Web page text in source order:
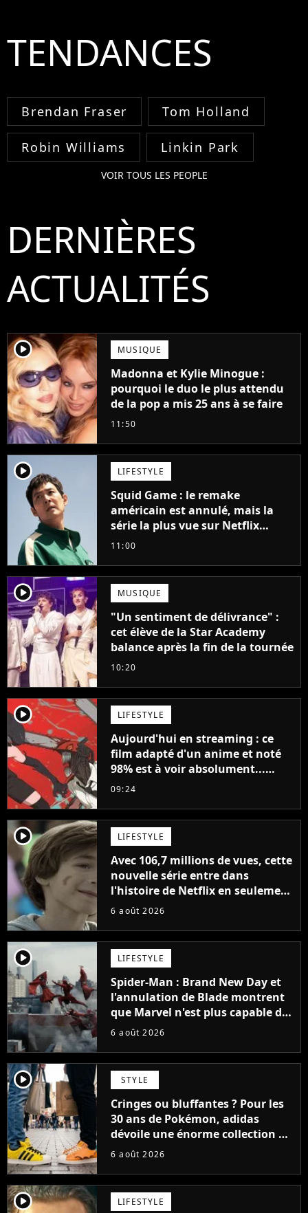
TENDANCES
Brendan Fraser Tom Holland
Robin Williams Linkin Park
VOIR TOUS LES PEOPLE
DERNIÈRES
ACTUALITÉS
player2 MUSIQUE
Madonna et Kylie Minogue :
pourquoi le duo le plus attendu
de la pop a mis 25 ans à se faire
11:50
player2 LIFESTYLE
Squid Game : le remake
américain est annulé, mais la
série la plus vue sur Netflix
pourrait avoir une version
11:00
player2 MUSIQUE
"Un sentiment de délivrance" :
cet élève de la Star Academy
balance après la fin de la tournée
10:20
player2 LIFESTYLE
Aujourd'hui en streaming : ce
film adapté d'un anime et noté
98% est à voir absolument...
sinon vous ne comprendrez plus
09:24
player2 LIFESTYLE
Avec 106,7 millions de vues, cette
nouvelle série entre dans
l'histoire de Netflix en seulement
48 jours
6 août 2026
player2 LIFESTYLE
Spider-Man : Brand New Day et
l'annulation de Blade montrent
que Marvel n'est plus capable de
faire quoi que ce soit de simple
6 août 2026
player2 STYLE
Cringes ou bluffantes ? Pour les
30 ans de Pokémon, adidas
dévoile une énorme collection de
sneakers et je ne sais pas quoi en
6 août 2026
player2 LIFESTYLE